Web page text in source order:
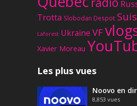
Trotta Slobodan Despot
Laforest Ukraine VF
Xavier Moreau
Les plus vues
Noovo en
8,853 vues